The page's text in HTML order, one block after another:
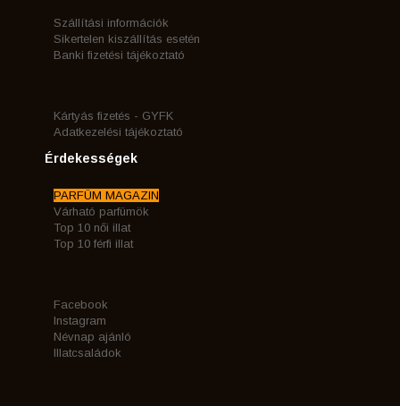
Szállítási információk
Sikertelen kiszállítás esetén
Banki fizetési tájékoztató
Kártyás fizetés - GYFK
Adatkezelési tájékoztató
Érdekességek
PARFÜM MAGAZIN
Várható parfümök
Top 10 női illat
Top 10 férfi illat
Facebook
Instagram
Névnap ajánló
Illatcsaládok